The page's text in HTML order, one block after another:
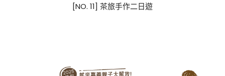
[NO. 11] 茶旅手作二日遊